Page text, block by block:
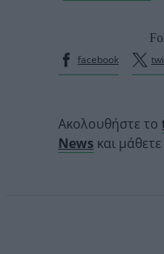
facebook
Ακολουθήστε το
News και